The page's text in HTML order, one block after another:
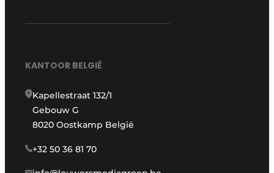
KANTOOR BELGIË
Kapellestraat 132/1
Gebouw G
8020 Oostkamp België
+32 50 36 81 70